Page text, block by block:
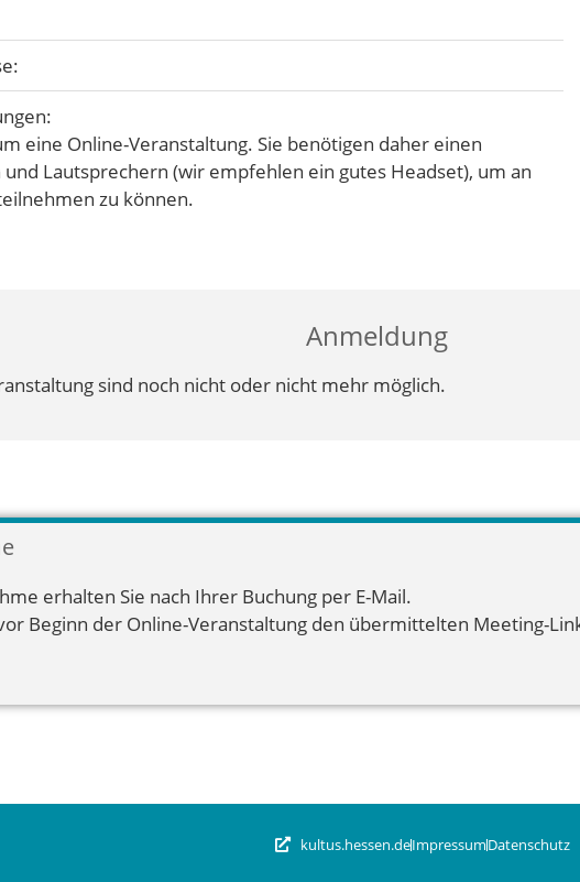
eine Online-Veranstaltung. Sie benötigen daher einen
Lautsprechern (wir empfehlen ein gutes Headset), um an
zu können.
Anmeldung
sind noch nicht oder nicht mehr möglich.
erhalten Sie nach Ihrer Buchung per E-Mail.
Beginn der Online-Veranstaltung den übermittelten Meeting-
kultus.hessen.deImpressumDatenschutz